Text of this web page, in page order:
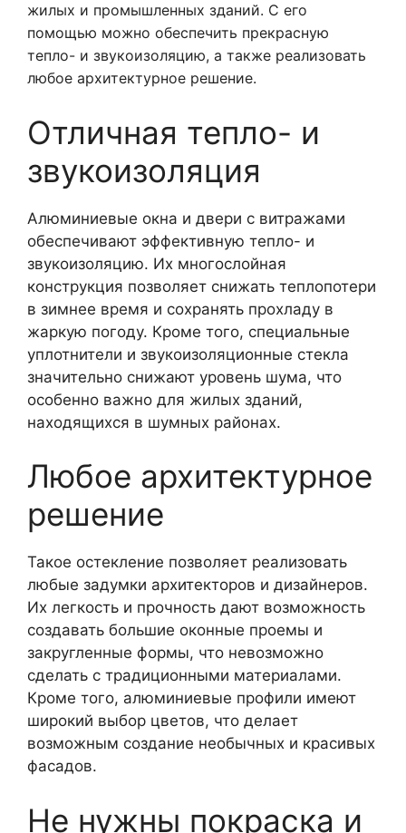
жилых и промышленных зданий. С его
помощью можно обеспечить прекрасную
тепло- и звукоизоляцию, а также реализовать
любое архитектурное решение.
Отличная тепло- и
звукоизоляция
Алюминиевые окна и двери с витражами
обеспечивают эффективную тепло- и
звукоизоляцию. Их многослойная
конструкция позволяет снижать теплопотери
в зимнее время и сохранять прохладу в
жаркую погоду. Кроме того, специальные
уплотнители и звукоизоляционные стекла
значительно снижают уровень шума, что
особенно важно для жилых зданий,
находящихся в шумных районах.
Любое архитектурное
решение
Такое остекление позволяет реализовать
любые задумки архитекторов и дизайнеров.
Их легкость и прочность дают возможность
создавать большие оконные проемы и
закругленные формы, что невозможно
сделать с традиционными материалами.
Кроме того, алюминиевые профили имеют
широкий выбор цветов, что делает
возможным создание необычных и красивых
фасадов.
Не нужны покраска и